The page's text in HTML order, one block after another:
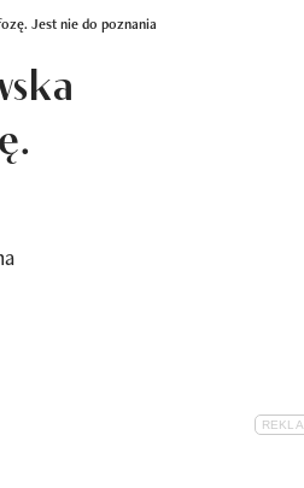
Jest nie do poznania